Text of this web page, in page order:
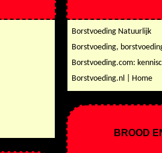
Borstvoeding Natuurlijk
Borstvoeding,
Borstvoeding.com:
Borstvoeding.nl | Home
BROOD